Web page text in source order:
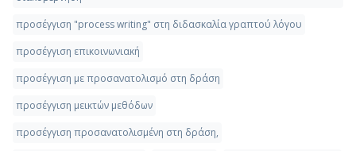
προσέγγιση "process writing" στη διδασκαλία γραπτού λόγου
προσέγγιση επικοινωνιακή
προσέγγιση με προσανατολισμό στη δράση
προσέγγιση μεικτών μεθόδων
προσέγγιση προσανατολισμένη στη δράση,